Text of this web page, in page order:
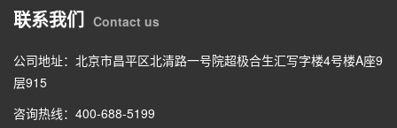
联系我们 Contact us
公司地址：北京市昌平区北清路一号院超极合生汇写字楼4号楼A座9
层915
咨询热线：400-688-5199